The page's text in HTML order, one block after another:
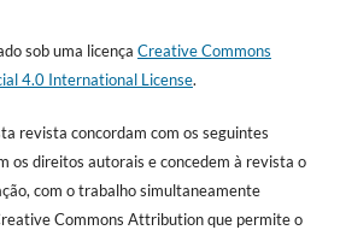
sob uma licença Creative Commons
4.0 International License.
revista concordam com os seguintes
os direitos autorais e concedem à revista o
com o trabalho simultaneamente
Commons Attribution que permite o